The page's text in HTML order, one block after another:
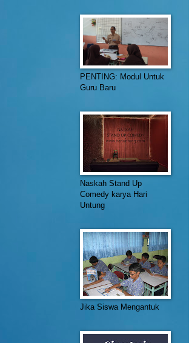
PENTING: Modul Untuk
Guru Baru
Naskah Stand Up
Comedy karya Hari
Untung
Jika Siswa Mengantuk